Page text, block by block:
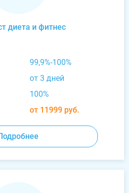
диета и фитнес
99,9%-100%
от 3 дней
100%
от 11999 руб.